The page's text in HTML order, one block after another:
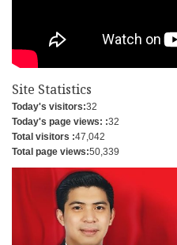
Site Statistics
Today's visitors:32
Today's page views: :32
Total visitors :47,042
Total page views:50,339